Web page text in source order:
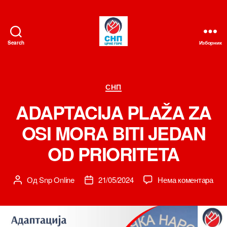
Search Изборник
Категорије
СНП
ADAPTACIJA PLAŽA ZA
OSI MORA BITI JEDAN
OD PRIORITETA
Аутор
ОдSnp Online
Датум21/05/2024 Нема коментарана
ZA
OSI